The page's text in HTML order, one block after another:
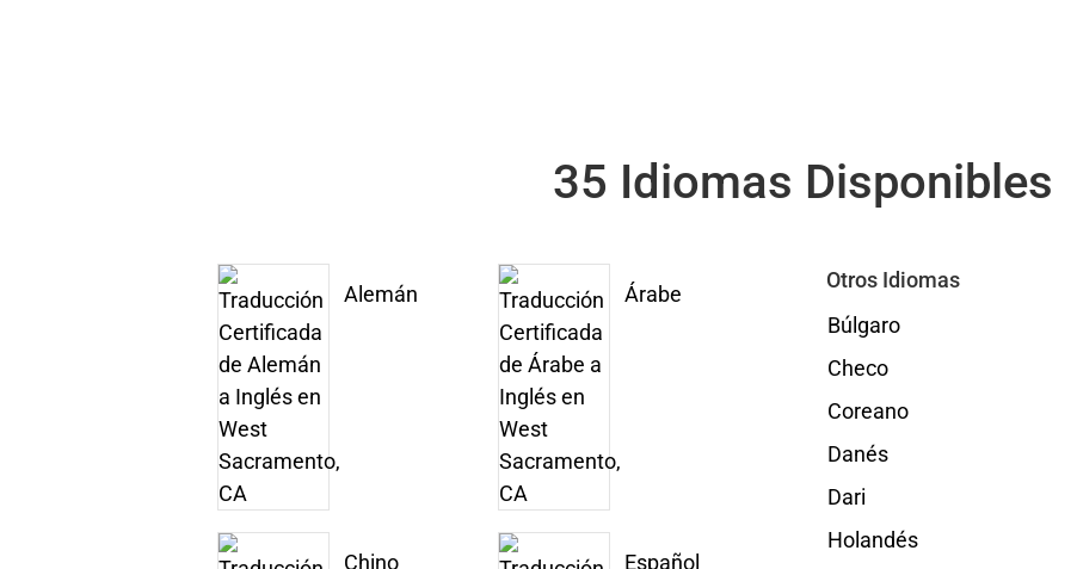
35 Idiomas Disponibles
Alemán Árabe
Chino Español
Otros Idiomas
Búlgaro
Checo
Coreano
Danés
Dari
Holandés